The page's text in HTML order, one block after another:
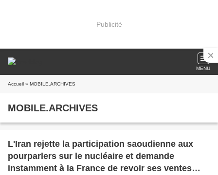
Publicité
MENU
Accueil » MOBILE.ARCHIVES
MOBILE.ARCHIVES
L'Iran rejette la participation saoudienne aux
pourparlers sur le nucléaire et demande
instamment à la France de revoir ses ventes